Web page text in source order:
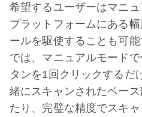
希望するユーザーはマニュ
プラットフォームにある
ールを駆使することも可
では、マニュアルモード
タンを1回クリックするだ
緒にスキャンされたベー
たり、完璧な精度でスキ